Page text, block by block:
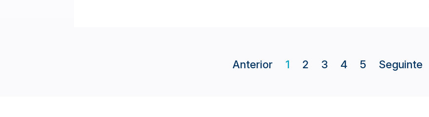
Anterior 1 2 3 4 5 Seguinte